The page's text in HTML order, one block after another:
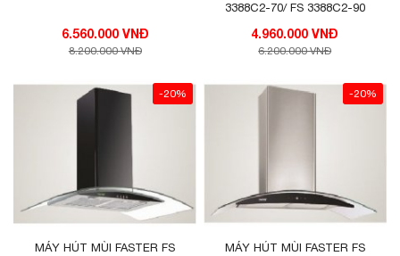
6.560.000 VNĐ
8.200.000 VNĐ
3388C2-70/ FS 3388C2-90
4.960.000 VNĐ
6.200.000 VNĐ
-20%
MÁY HÚT MÙI FASTER FS
-20%
MÁY HÚT MÙI FASTER FS